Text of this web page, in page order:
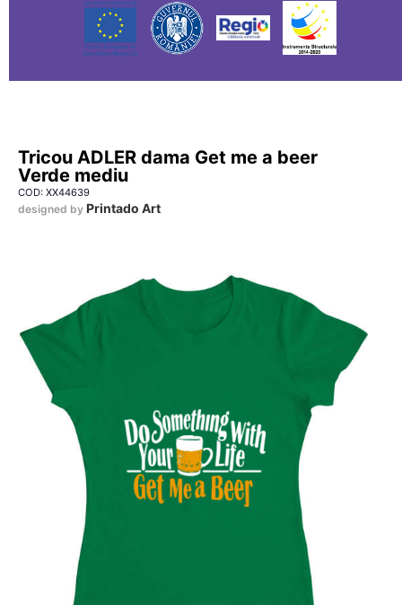
Tricou ADLER dama Get me a beer
Verde mediu
COD: XX44639
designed by Printado Art